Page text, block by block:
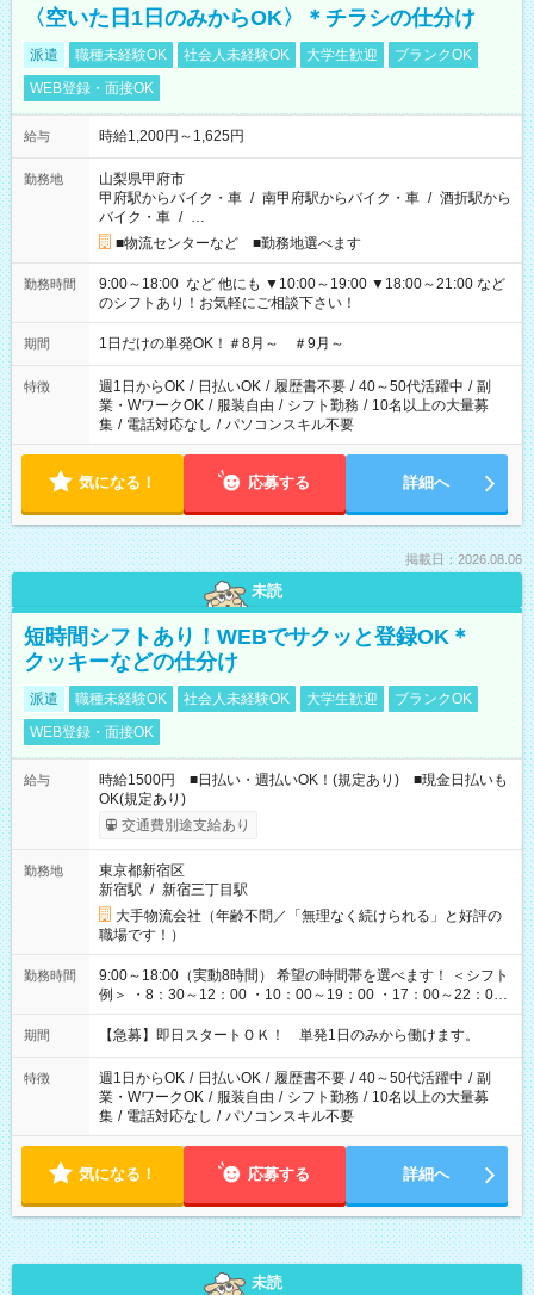
〈空いた日1日のみからOK〉＊チラシの仕分け
派遣 職種未経験OK 社会人未経験OK 大学生歓迎
ブランクOK
WEB登録・面接OK
給与 時給1,200円～1,625円
勤務地
山梨県甲府市
甲府駅からバイク・車 / 南甲府駅からバイク・車 / 酒折駅から
バイク・車 / …
■物流センターなど ■勤務地選べます
勤務時間
9:00～18:00 など 他にも ▼10:00～19:00 ▼18:00～21:00 など
のシフトあり！お気軽にご相談下さい！
期間 1日だけの単発OK！＃8月～ ＃9月～
特徴 週1日からOK / 日払いOK / 履歴書不要 / 40～50代活躍中 / 副
業・WワークOK / 服装自由 / シフト勤務 / 10名以上の大量募
集 / 電話対応なし / パソコンスキル不要
気になる！ 応募する 詳細へ
掲載日：2026.08.06
未読
短時間シフトあり！WEBでサクッと登録OK＊
クッキーなどの仕分け
派遣 職種未経験OK 社会人未経験OK 大学生歓迎
ブランクOK
WEB登録・面接OK
給与
時給1500円 ■日払い・週払いOK！(規定あり) ■現金日払いも
OK(規定あり)
交通費別途支給あり
勤務地
東京都新宿区
新宿駅 / 新宿三丁目駅
大手物流会社（年齢不問／「無理なく続けられる」と好評の
職場です！）
勤務時間
9:00～18:00（実動8時間） 希望の時間帯を選べます！ ＜シフト
例＞ ・8：30～12：00 ・10：00～19：00 ・17：00～22：00
・13：00～22：00 ・22：00～翌6：00 など
期間 【急募】即日スタートＯＫ！ 単発1日のみから働けます。
特徴 週1日からOK / 日払いOK / 履歴書不要 / 40～50代活躍中 / 副
業・WワークOK / 服装自由 / シフト勤務 / 10名以上の大量募
集 / 電話対応なし / パソコンスキル不要
気になる！ 応募する 詳細へ
未読